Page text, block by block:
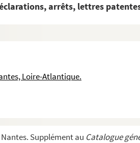
arrêts, lettres
Loire-Atlantique.
Supplément au Catalogue
de Retz
La Cavalerie de mon père